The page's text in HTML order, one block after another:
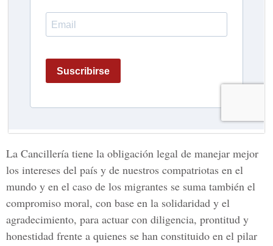
La Cancillería tiene la obligación legal de manejar mejor
los intereses del país y de nuestros compatriotas en el
mundo y en el caso de los migrantes se suma también el
compromiso moral, con base en la solidaridad y el
agradecimiento, para actuar con diligencia, prontitud y
honestidad frente a quienes se han constituido en el pilar